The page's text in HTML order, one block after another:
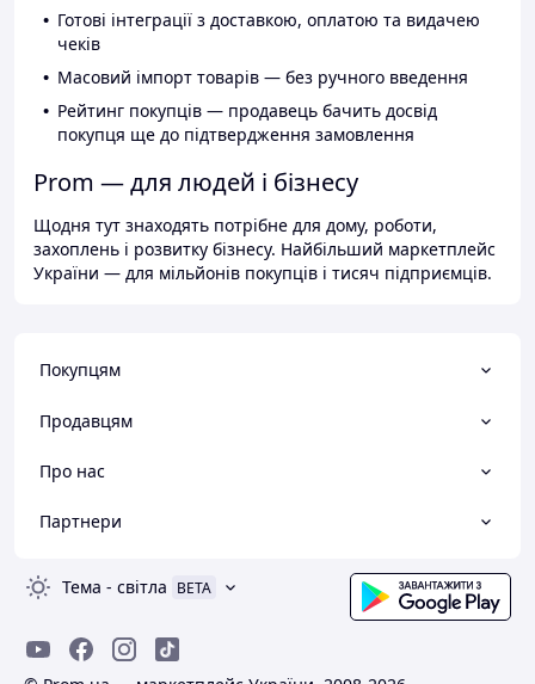
Готові інтеграції з доставкою, оплатою та видачею
чеків
Масовий імпорт товарів — без ручного введення
Рейтинг покупців — продавець бачить досвід
покупця ще до підтвердження замовлення
Prom — для людей і бізнесу
Щодня тут знаходять потрібне для дому, роботи,
захоплень і розвитку бізнесу. Найбільший маркетплейс
України — для мільйонів покупців і тисяч підприємців.
Покупцям
Продавцям
Про нас
Партнери
Тема - світла BETA